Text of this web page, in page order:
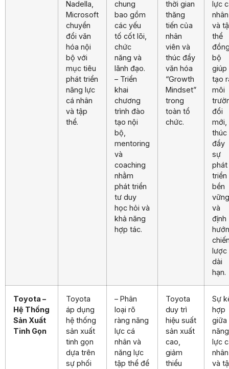
Nadella,
Microsoft
chuyển
đổi văn
hóa nội
bộ với
mục tiêu
phát triển
năng lực
cá nhân
và tập
thể.
chung
bao gồm
các yếu
tố cốt lõi,
chức
năng và
lãnh đạo.
– Triển
khai
chương
trình đào
tạo nội
bộ,
mentoring
và
coaching
nhằm
phát triển
tư duy
học hỏi và
khả năng
hợp tác.
thời gian
thăng
tiến của
nhân
viên và
thúc đẩy
văn hóa
“Growth
Mindset”
trong
toàn tổ
chức.
lực
nhân
và
thể
bộ
giúp
tạo
môi
đổi
mới,
thúc
đẩy
sự
phát
triển
bền
vững
và
định
lược
dài
hạn.
Toyota –
Hệ Thống
Sản Xuất
Tinh Gọn
Toyota
áp dụng
hệ thống
sản xuất
tinh gọn
dựa trên
sự phối
– Phân
loại rõ
ràng năng
lực cá
nhân và
năng lực
tập thể để
Toyota
duy trì
hiệu suất
sản xuất
cao,
giảm
thiểu
Sự
hợp
giữa
năng
lực
nhân
và